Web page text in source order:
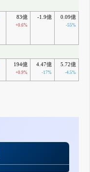
83億
+0.6%
-1.9億 0.09億
-55%
194億
+0.9%
4.47億
-17%
5.72億
-4.5%